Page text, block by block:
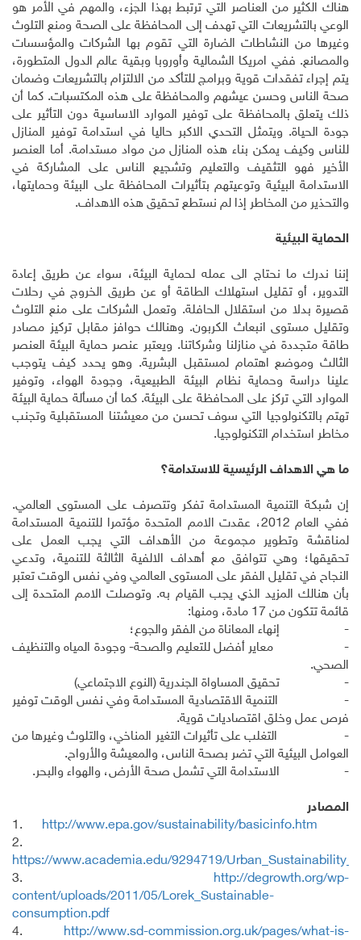
هناك الكثير من العناصر التي ترتبط بهذا الجزء، والمهم في الأمر هو
الوعي بالتشريعات التي تهدف إلى المحافظة على الصحة ومنع التلوث
وغيرها من النشاطات الضارة التي تقوم بها الشركات والمؤسسات
والمصانع. ففي امريكا الشمالية وأوروبا وبقية عالم الدول المتطورة،
يتم إجراء تفقدات قوية وبرامج للتأكد من الالتزام بالتشريعات وضمان
صحة الناس وحسن عيشهم والمحافظة على هذه المكتسبات. كما أن
ذلك يتعلق بالمحافظة على توفير الموارد الاساسية دون التأثير على
جودة الحياة. ويتمثل التحدي الاكبر حاليا في استدامة توفير المنازل
للناس وكيف يمكن بناء هذه المنازل من مواد مستدامة. أما العنصر
الأخير فهو التثقيف والتعليم وتشجيع الناس على المشاركة في
الاستدامة البيئية وتوعيتهم بتأثيرات المحافظة على البيئة وحمايتها،
والتحذير من المخاطر إذا لم نستطع تحقيق هذه الاهداف.
الحماية البيئية
إننا ندرك ما نحتاج الى عمله لحماية البيئة، سواء عن طريق إعادة
التدوير، أو تقليل استهلاك الطاقة أو عن طريق الخروج في رحلات
قصيرة بدلا من استقلال الحافلة. وتعمل الشركات على منع التلوث
وتقليل مستوى انبعاث الكربون. وهنالك حوافز مقابل تركيز مصادر
طاقة متجددة في منازلنا وشركاتنا. ويعتبر عنصر حماية البيئة العنصر
الثالث وموضع اهتمام لمستقبل البشرية. وهو يحدد كيف يتوجب
علينا دراسة وحماية نظام البيئة الطبيعية، وجودة الهواء، وتوفير
الموارد التي تركز على المحافظة على البيئة. كما أن مسألة حماية البيئة
تهتم بالتكنولوجيا التي سوف تحسن من معيشتنا المستقبلية وتجنب
مخاطر استخدام التكنولوجيا.
ما هي الاهداف الرئيسية للاستدامة؟
إن شبكة التنمية المستدامة تفكر وتتصرف على المستوى العالمي.
ففي العام 2012، عقدت الامم المتحدة مؤتمرا للتنمية المستدامة
لمناقشة وتطوير مجموعة من الأهداف التي يجب العمل على
تحقيقها؛ وهي تتوافق مع أهداف الالفية الثالثة للتنمية، وتدعي
النجاح في تقليل الفقر على المستوى العالمي وفي نفس الوقت تعتبر
بأن هنالك المزيد الذي يجب القيام به. وتوصلت الامم المتحدة إلى
قائمة تتكون من 17 مادة، ومنها:
- إنهاء المعاناة من الفقر والجوع؛
- معاير أفضل للتعليم والصحة- وجودة المياه والتنظيف
الصحي.
- تحقيق المساواة الجندرية (النوع الاجتماعي)
- التنمية الاقتصادية المستدامة وفي نفس الوقت توفير
فرص عمل وخلق اقتصاديات قوية.
- التغلب على تأثيرات التغير المناخي، والتلوث وغيرها من
العوامل البيئية التي تضر بصحة الناس، والمعيشة والأرواح.
- الاستدامة التي تشمل صحة الأرض، والهواء والبحر.
المصادر
1. http://www.epa.gov/sustainability/basicinfo.htm
2.
https://www.academia.edu/9294719/
3. http://degrowth.org/wp-
content/uploads/2011/05/Lorek_Sustainable-
consumption.pdf
4. http://www.sd-commission.org.uk/pages/what-is-